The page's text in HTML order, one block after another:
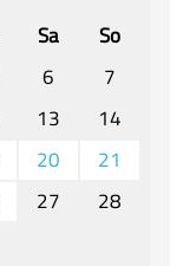
Sa
So
6
7
13
14
20
21
27
28